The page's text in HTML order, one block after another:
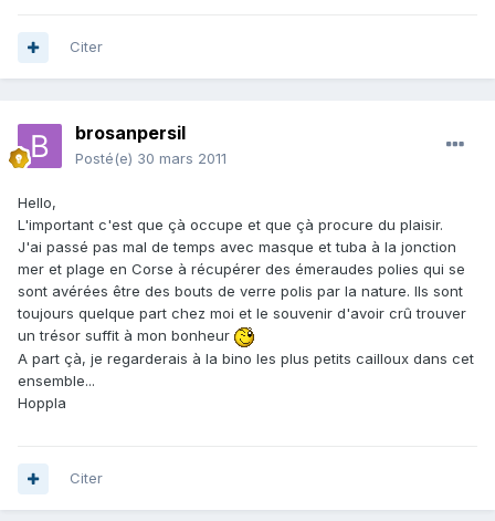
Citer
brosanpersil
Posté(e) 30 mars 2011
Hello,
L'important c'est que çà occupe et que çà procure du plaisir.
J'ai passé pas mal de temps avec masque et tuba à la jonction
mer et plage en Corse à récupérer des émeraudes polies qui se
sont avérées être des bouts de verre polis par la nature. Ils sont
toujours quelque part chez moi et le souvenir d'avoir crû trouver
un trésor suffit à mon bonheur
A part çà, je regarderais à la bino les plus petits cailloux dans cet
ensemble...
Hoppla
Citer